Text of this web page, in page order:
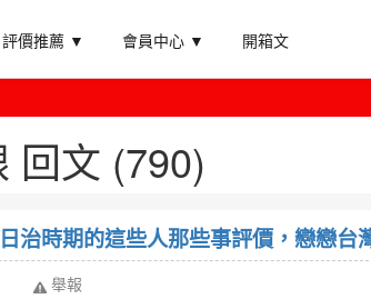
評價推薦 ▼ 會員中心 ▼ 開箱文
回文 (790)
治時期的這些人那些事評價，戀戀台
舉報